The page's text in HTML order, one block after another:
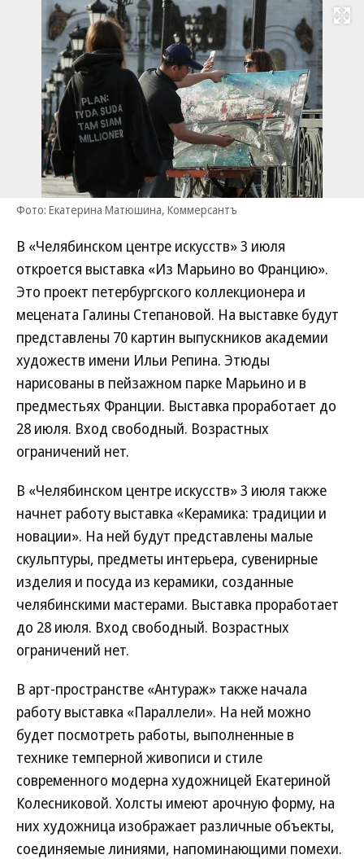
Развернуть
Фото: Екатерина Матюшина, Коммерсантъ
В «Челябинском центре искусств» 3 июля
откроется выставка «Из Марьино во Францию».
Это проект петербургского коллекционера и
мецената Галины Степановой. На выставке будут
представлены 70 картин выпускников академии
художеств имени Ильи Репина. Этюды
нарисованы в пейзажном парке Марьино и в
предместьях Франции. Выставка проработает до
28 июля. Вход свободный. Возрастных
ограничений нет.
В «Челябинском центре искусств» 3 июля также
начнет работу выставка «Керамика: традиции и
новации». На ней будут представлены малые
скульптуры, предметы интерьера, сувенирные
изделия и посуда из керамики, созданные
челябинскими мастерами. Выставка проработает
до 28 июля. Вход свободный. Возрастных
ограничений нет.
В арт-пространстве «Антураж» также начала
работу выставка «Параллели». На ней можно
будет посмотреть работы, выполненные в
технике темперной живописи и стиле
современного модерна художницей Екатериной
Колесниковой. Холсты имеют арочную форму, на
них художница изображает различные объекты,
соединяемые линиями, напоминающими помехи.